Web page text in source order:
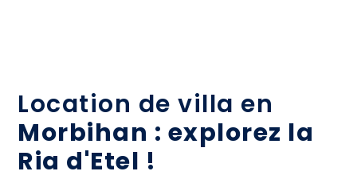
Location de villa en
Morbihan : explorez la
Ria d'Etel !